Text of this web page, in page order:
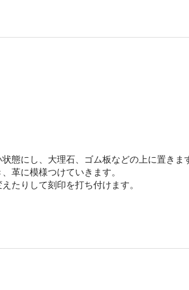
態にし、大理石、ゴム板などの上に置きま
革に模様つけていきます。
たりして刻印を打ち付けます。